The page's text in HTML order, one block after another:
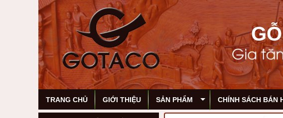
TRANG CHỦ GIỚI THIỆU SẢN PHẨM CHÍNH SÁCH BÁN